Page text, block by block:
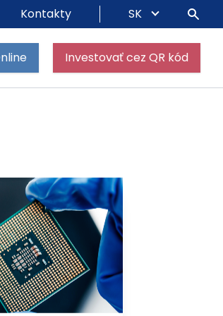
Investovať cez QR kód
Kontakty SK